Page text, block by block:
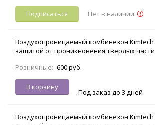
Подписаться Нет в наличии
Воздухопроницаемый комбинезон Kimtech
защитой от проникновения твердых
Розничные: 600 руб.
В корзину
Под заказ до 3 дней
Воздухопроницаемый комбинезон Kimtech